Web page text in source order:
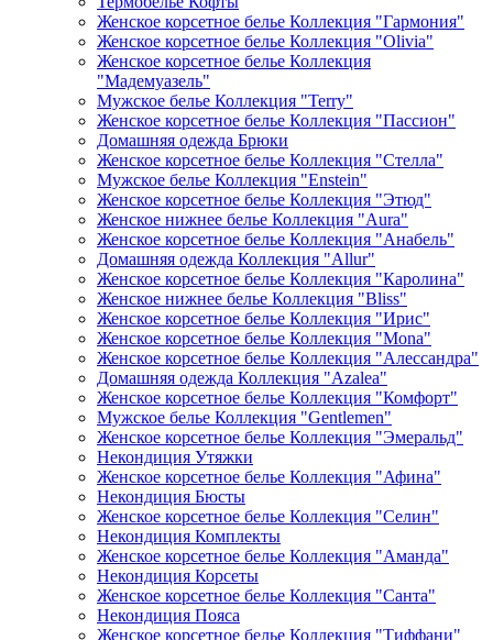
Женское корсетное белье Коллекция "Гармония"
Женское корсетное белье Коллекция "Olivia"
Женское корсетное белье Коллекция
"Мадемуазель"
Мужское белье Коллекция "Terry"
Женское корсетное белье Коллекция "Пассион"
Домашняя одежда Брюки
Женское корсетное белье Коллекция "Стелла"
Мужское белье Коллекция "Enstein"
Женское корсетное белье Коллекция "Этюд"
Женское нижнее белье Коллекция "Aura"
Женское корсетное белье Коллекция "Анабель"
Домашняя одежда Коллекция "Allur"
Женское корсетное белье Коллекция "Каролина"
Женское нижнее белье Коллекция "Bliss"
Женское корсетное белье Коллекция "Ирис"
Женское корсетное белье Коллекция "Mona"
Женское корсетное белье Коллекция "Алессандра"
Домашняя одежда Коллекция "Azalea"
Женское корсетное белье Коллекция "Комфорт"
Мужское белье Коллекция "Gentlemen"
Женское корсетное белье Коллекция "Эмеральд"
Некондиция Утяжки
Женское корсетное белье Коллекция "Афина"
Некондиция Бюсты
Женское корсетное белье Коллекция "Селин"
Некондиция Комплекты
Женское корсетное белье Коллекция "Аманда"
Некондиция Корсеты
Женское корсетное белье Коллекция "Санта"
Некондиция Пояса
Женское корсетное белье Коллекция "Тиффани"